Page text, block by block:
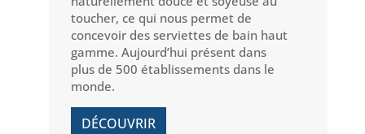
toucher, ce qui nous permet de
concevoir des serviettes de bain haut
gamme. Aujourd’hui présent dans
plus de 500 établissements dans le
monde.
DÉCOUVRIR